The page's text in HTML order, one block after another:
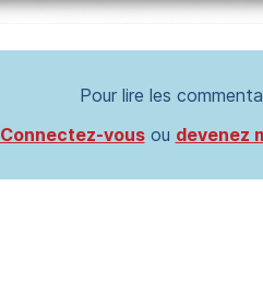
Pour lire les
Connectez-vousou devenez